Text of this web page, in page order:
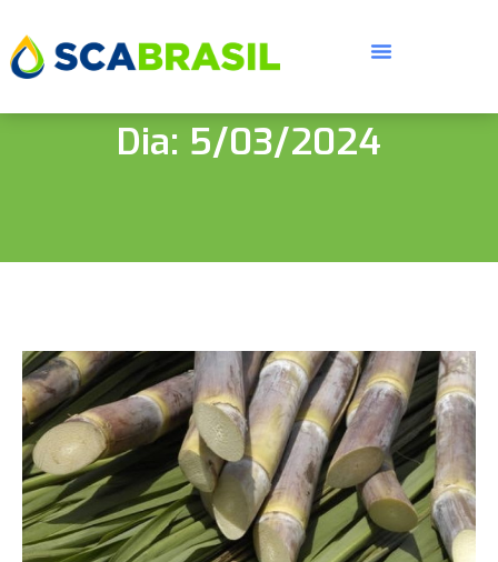
Dia: 5/03/2024